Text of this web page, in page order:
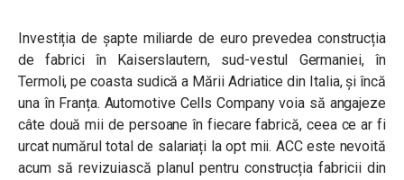
Investiția de șapte miliarde de euro prevedea construcția
de fabrici în Kaiserslautern, sud-vestul Germaniei, în
Termoli, pe coasta sudică a Mării Adriatice din Italia, și încă
una în Franța. Automotive Cells Company voia să angajeze
câte două mii de persoane în fiecare fabrică, ceea ce ar fi
urcat numărul total de salariați la opt mii. ACC este nevoită
acum să revizuiască planul pentru construcția fabricii din